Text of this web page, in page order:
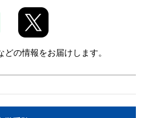
の情報をお届けします。